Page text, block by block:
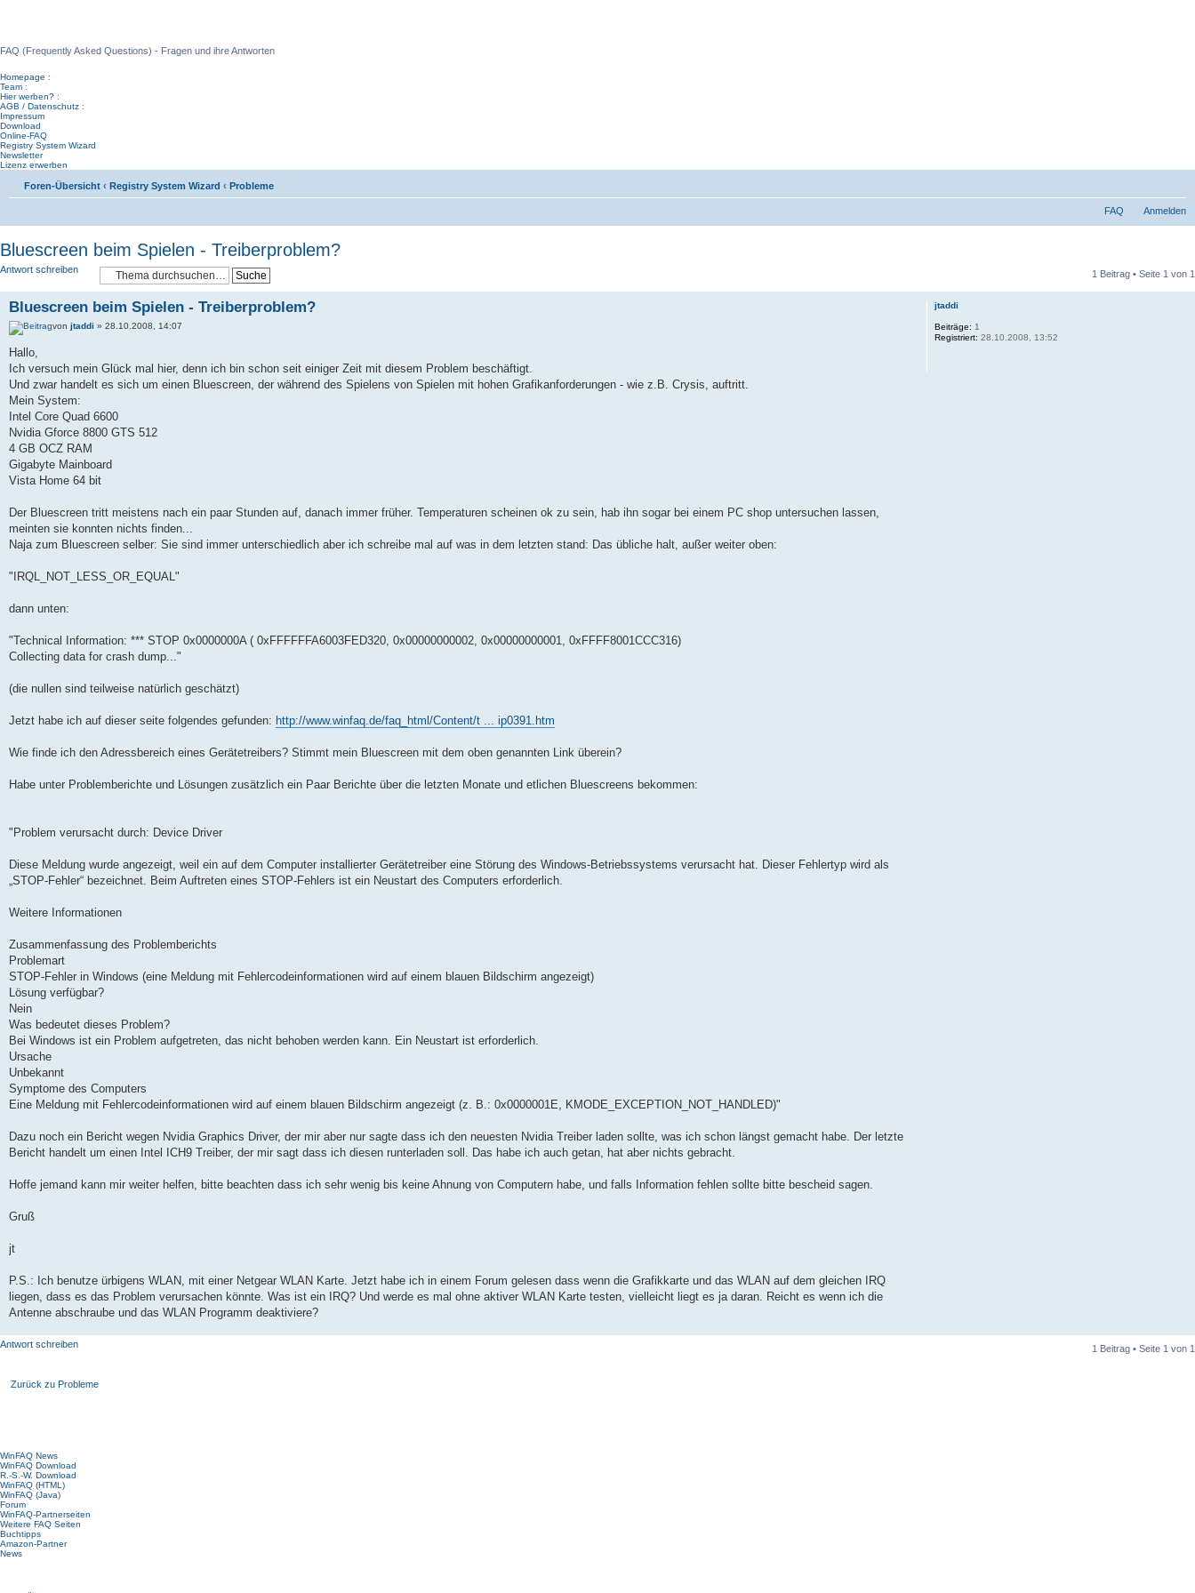
FAQ (Frequently Asked Questions) - Fragen und ihre Antworten
Homepage :
Team :
Hier werben? :
AGB / Datenschutz :
Impressum
Download
Online-FAQ
Registry System Wizard
Newsletter
Lizenz erwerben
Foren-Übersicht ‹ Registry System Wizard ‹ Probleme
FAQ Anmelden
Bluescreen beim Spielen - Treiberproblem?
Antwort schreiben 1 Beitrag • Seite 1 von 1
Bluescreen beim Spielen - Treiberproblem?
von jtaddi » 28.10.2008, 14:07
Hallo,
Ich versuch mein Glück mal hier, denn ich bin schon seit einiger Zeit mit diesem Problem beschäftigt.
Und zwar handelt es sich um einen Bluescreen, der während des Spielens von Spielen mit hohen Grafikanforderungen - wie z.B. Crysis, auftritt.
Mein System:
Intel Core Quad 6600
Nvidia Gforce 8800 GTS 512
4 GB OCZ RAM
Gigabyte Mainboard
Vista Home 64 bit
Der Bluescreen tritt meistens nach ein paar Stunden auf, danach immer früher. Temperaturen scheinen ok zu sein, hab ihn sogar bei einem PC shop untersuchen lassen,
meinten sie konnten nichts finden...
Naja zum Bluescreen selber: Sie sind immer unterschiedlich aber ich schreibe mal auf was in dem letzten stand: Das übliche halt, außer weiter oben:
"IRQL_NOT_LESS_OR_EQUAL"
dann unten:
"Technical Information: *** STOP 0x0000000A ( 0xFFFFFFA6003FED320, 0x00000000002, 0x00000000001, 0xFFFF8001CCC316)
Collecting data for crash dump..."
(die nullen sind teilweise natürlich geschätzt)
Jetzt habe ich auf dieser seite folgendes gefunden: http://www.winfaq.de/faq_html/Content/t ... ip0391.htm
Wie finde ich den Adressbereich eines Gerätetreibers? Stimmt mein Bluescreen mit dem oben genannten Link überein?
Habe unter Problemberichte und Lösungen zusätzlich ein Paar Berichte über die letzten Monate und etlichen Bluescreens bekommen:
"Problem verursacht durch: Device Driver
Diese Meldung wurde angezeigt, weil ein auf dem Computer installierter Gerätetreiber eine Störung des Windows-Betriebssystems verursacht hat. Dieser Fehlertyp wird als
„STOP-Fehler“ bezeichnet. Beim Auftreten eines STOP-Fehlers ist ein Neustart des Computers erforderlich.
Weitere Informationen
Zusammenfassung des Problemberichts
Problemart
STOP-Fehler in Windows (eine Meldung mit Fehlercodeinformationen wird auf einem blauen Bildschirm angezeigt)
Lösung verfügbar?
Nein
Was bedeutet dieses Problem?
Bei Windows ist ein Problem aufgetreten, das nicht behoben werden kann. Ein Neustart ist erforderlich.
Ursache
Unbekannt
Symptome des Computers
Eine Meldung mit Fehlercodeinformationen wird auf einem blauen Bildschirm angezeigt (z. B.: 0x0000001E, KMODE_EXCEPTION_NOT_HANDLED)"
Dazu noch ein Bericht wegen Nvidia Graphics Driver, der mir aber nur sagte dass ich den neuesten Nvidia Treiber laden sollte, was ich schon längst gemacht habe. Der letzte
Bericht handelt um einen Intel ICH9 Treiber, der mir sagt dass ich diesen runterladen soll. Das habe ich auch getan, hat aber nichts gebracht.
Hoffe jemand kann mir weiter helfen, bitte beachten dass ich sehr wenig bis keine Ahnung von Computern habe, und falls Information fehlen sollte bitte bescheid sagen.
Gruß
jt
P.S.: Ich benutze ürbigens WLAN, mit einer Netgear WLAN Karte. Jetzt habe ich in einem Forum gelesen dass wenn die Grafikkarte und das WLAN auf dem gleichen IRQ
liegen, dass es das Problem verursachen könnte. Was ist ein IRQ? Und werde es mal ohne aktiver WLAN Karte testen, vielleicht liegt es ja daran. Reicht es wenn ich die
Antenne abschraube und das WLAN Programm deaktiviere?
jtaddi
Beiträge: 1
Registriert: 28.10.2008, 13:52
Antwort schreiben 1 Beitrag • Seite 1 von 1
Zurück zu Probleme
WinFAQ News
WinFAQ Download
R.-S.-W. Download
WinFAQ (HTML)
WinFAQ (Java)
Forum
WinFAQ-Partnerseiten
Weitere FAQ Seiten
Buchtipps
Amazon-Partner
News